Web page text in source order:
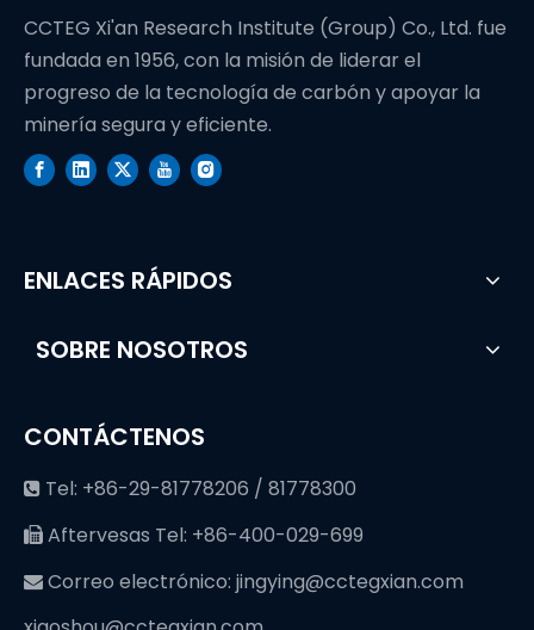
CCTEG Xi'an Research Institute (Group) Co., Ltd. fue
fundada en 1956, con la misión de liderar el
progreso de la tecnología de carbón y apoyar la
minería segura y eficiente.
ENLACES RÁPIDOS
SOBRE NOSOTROS
CONTÁCTENOS
 Tel: +86-29-81778206 / 81778300
 Aftervesas Tel: +86-400-029-699
 Correo electrónico: jingying@cctegxian.com